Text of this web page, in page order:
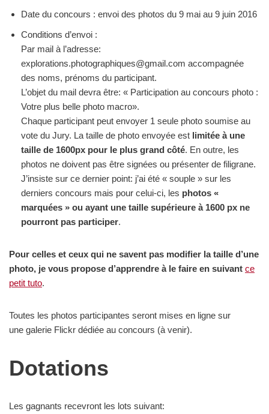
Date du concours : envoi des photos du 9 mai au 9 juin 2016
Conditions d’envoi :
Par mail à l’adresse:
explorations.photographiques@gmail.com accompagnée
des noms, prénoms du participant.
L’objet du mail devra être: « Participation au concours photo :
Votre plus belle photo macro».
Chaque participant peut envoyer 1 seule photo soumise au
vote du Jury. La taille de photo envoyée est limitée à une
taille de 1600px pour le plus grand côté. En outre, les
photos ne doivent pas être signées ou présenter de filigrane.
J’insiste sur ce dernier point: j’ai été « souple » sur les
derniers concours mais pour celui-ci, les photos «
marquées » ou ayant une taille supérieure à 1600 px ne
pourront pas participer.
Pour celles et ceux qui ne savent pas modifier la taille d’une
photo, je vous propose d’apprendre à le faire en suivant ce
petit tuto.
Toutes les photos participantes seront mises en ligne sur
une galerie Flickr dédiée au concours (à venir).
Dotations
Les gagnants recevront les lots suivant: